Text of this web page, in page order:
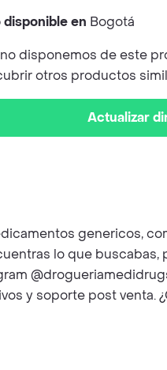
en Bogotá
disponemos de este
otros productos
Actualizar
genericos,
lo que
y soporte post venta.